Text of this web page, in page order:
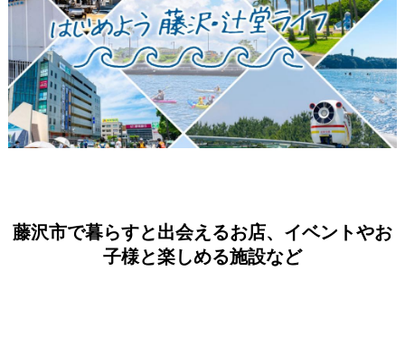
藤沢市で暮らすと出会えるお店、イベントやお
子様と楽しめる施設など